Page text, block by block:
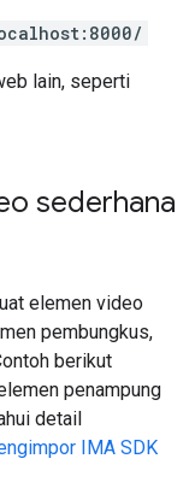
lain, seperti
sederhana
elemen video
pembungkus,
berikut
penampung
detail
IMA SDK